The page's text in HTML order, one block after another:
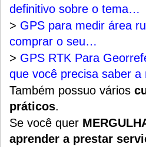
definitivo sobre o tema…
> GPS para medir área
comprar o seu…
> GPS RTK Para
que você precisa saber
Também possuo vários
práticos.
Se você quer
aprender a prestar